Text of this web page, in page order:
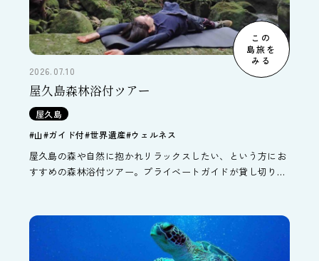
この
島旅を
みる
2026.07.10
屋久島森林浴付ツアー
屋久島
#山#ガイド付#世界遺産#ウェルネス
屋久島の森や自然に抱かれリラックスしたい、という方にお
すすめの森林浴付ツアー。プライベートガイドが貸し切りで